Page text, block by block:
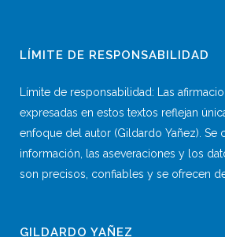
LÍMITE DE RESPONSABILIDAD
Límite de responsabilidad: Las
expresadas en estos textos reflejan
enfoque del autor (Gildardo Yañez). Se
información, las aseveraciones y los
son precisos, confiables y se ofrecen
GILDARDO YAÑEZ